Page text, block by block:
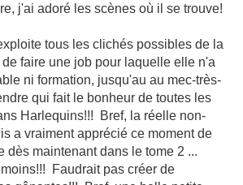
j'ai adoré les scènes où il se trouve!
tous les clichés possibles de la
faire une job pour laquelle elle n'a
ni formation, jusqu'au au mec-très-
qui fait le bonheur de toutes les
Harlequins!!! Bref, la réelle non-
a vraiment apprécié ce moment de
dès maintenant dans le tome 2 ...
Faudrait pas créer de